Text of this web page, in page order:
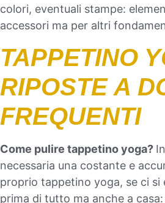
colori, eventuali stampe:
accessori ma per altri
TAPPETINO
RIPOSTE A
FREQUENTI
Come pulire tappetino yoga?
necessaria una costante e
proprio tappetino yoga, se ci si
prima di tutto ma anche a